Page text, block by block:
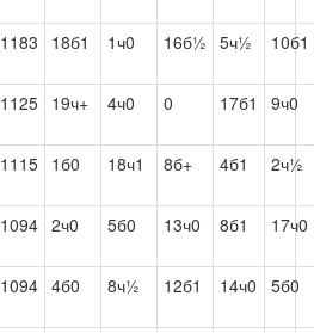
1183 18б1 1ч0 16б½ 5ч½ 10б1
1125 19ч+ 4ч0 0 17б1 9ч0
1115 1б0 18ч1 8б+ 4б1 2ч½
1094 2ч0 5б0 13ч0 8б1 17ч0
1094 4б0 8ч½ 12б1 14ч0 5б0